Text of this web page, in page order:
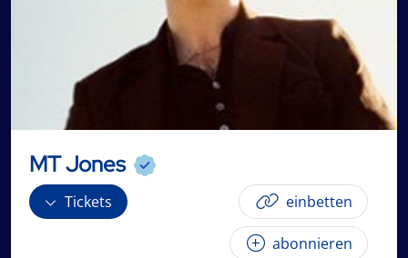
MT Jones
Tickets einbetten
abonnieren